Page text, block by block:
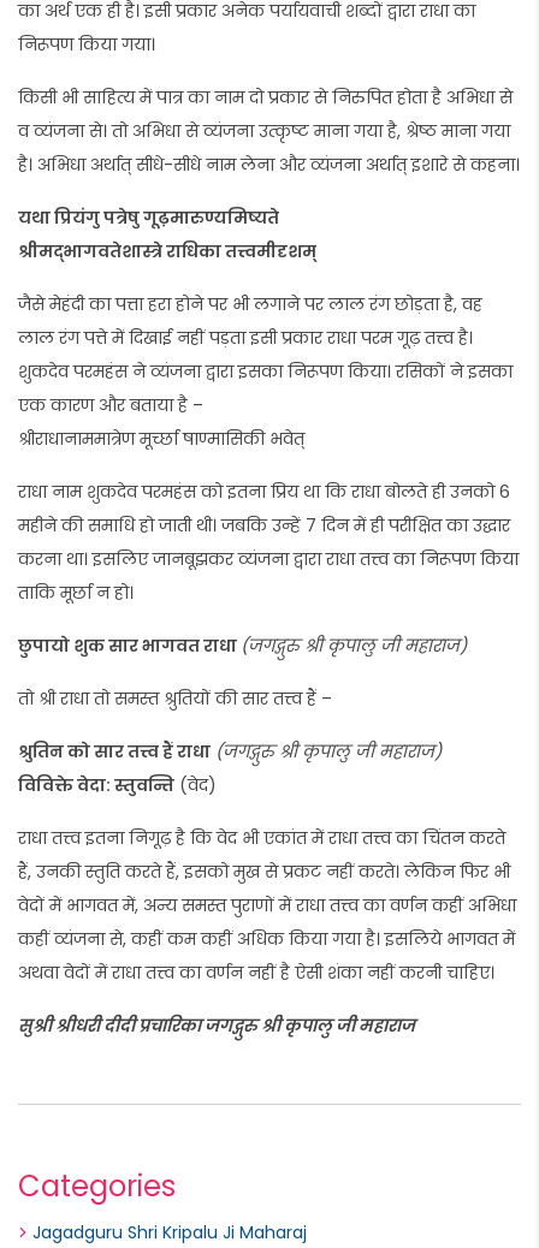
का अर्थ एक ही है। इसी प्रकार अनेक पर्यायवाची शब्दों द्वारा राधा का
निरूपण किया गया।
किसी भी साहित्य में पात्र का नाम दो प्रकार से निरुपित होता है अभिधा से
व व्यंजना से। तो अभिधा से व्यंजना उत्कृष्ट माना गया है, श्रेष्ठ माना गया
है। अभिधा अर्थात् सीधे-सीधे नाम लेना और व्यंजना अर्थात् इशारे से कहना।
यथा प्रियंगु पत्रेषु गूढ़मारुण्यमिष्यते
श्रीमद्भागवतेशास्त्रे राधिका तत्त्वमीदृशम्
जैसे मेहंदी का पत्ता हरा होने पर भी लगाने पर लाल रंग छोड़ता है, वह
लाल रंग पत्ते में दिखाई नहीं पड़ता इसी प्रकार राधा परम गूढ़ तत्त्व है।
शुकदेव परमहंस ने व्यंजना द्वारा इसका निरूपण किया। रसिकों ने इसका
एक कारण और बताया है –
श्रीराधानाममात्रेण मूर्च्छा षाण्मासिकी भवेत्
राधा नाम शुकदेव परमहंस को इतना प्रिय था कि राधा बोलते ही उनको 6
महीने की समाधि हो जाती थी। जबकि उन्हें 7 दिन में ही परीक्षित का उद्धार
करना था। इसलिए जानबूझकर व्यंजना द्वारा राधा तत्त्व का निरूपण किया
ताकि मूर्छा न हो।
छुपायो शुक सार भागवत राधा (जगद्गुरु श्री कृपालु जी महाराज)
तो श्री राधा तो समस्त श्रुतियों की सार तत्त्व हैं –
श्रुतिन को सार तत्त्व हैं राधा (जगद्गुरु श्री कृपालु जी महाराज)
विविक्ते वेदा: स्तुवन्ति (वेद)
राधा तत्त्व इतना निगूढ़ है कि वेद भी एकांत में राधा तत्त्व का चिंतन करते
हैं, उनकी स्तुति करते हैं, इसको मुख से प्रकट नहीं करते। लेकिन फिर भी
वेदों में भागवत में, अन्य समस्त पुराणों में राधा तत्त्व का वर्णन कहीं अभिधा
कहीं व्यंजना से, कहीं कम कहीं अधिक किया गया है। इसलिये भागवत में
अथवा वेदों में राधा तत्त्व का वर्णन नहीं है ऐसी शंका नहीं करनी चाहिए।
सुश्री श्रीधरी दीदी प्रचारिका जगद्गुरु श्री कृपालु जी महाराज
Categories
Jagadguru Shri Kripalu Ji Maharaj